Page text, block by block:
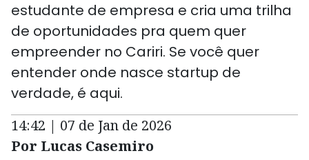
estudante de empresa e cria uma trilha
de oportunidades pra quem quer
empreender no Cariri. Se você quer
entender onde nasce startup de
verdade, é aqui.
14:42 | 07 de Jan de 2026
Por Lucas Casemiro